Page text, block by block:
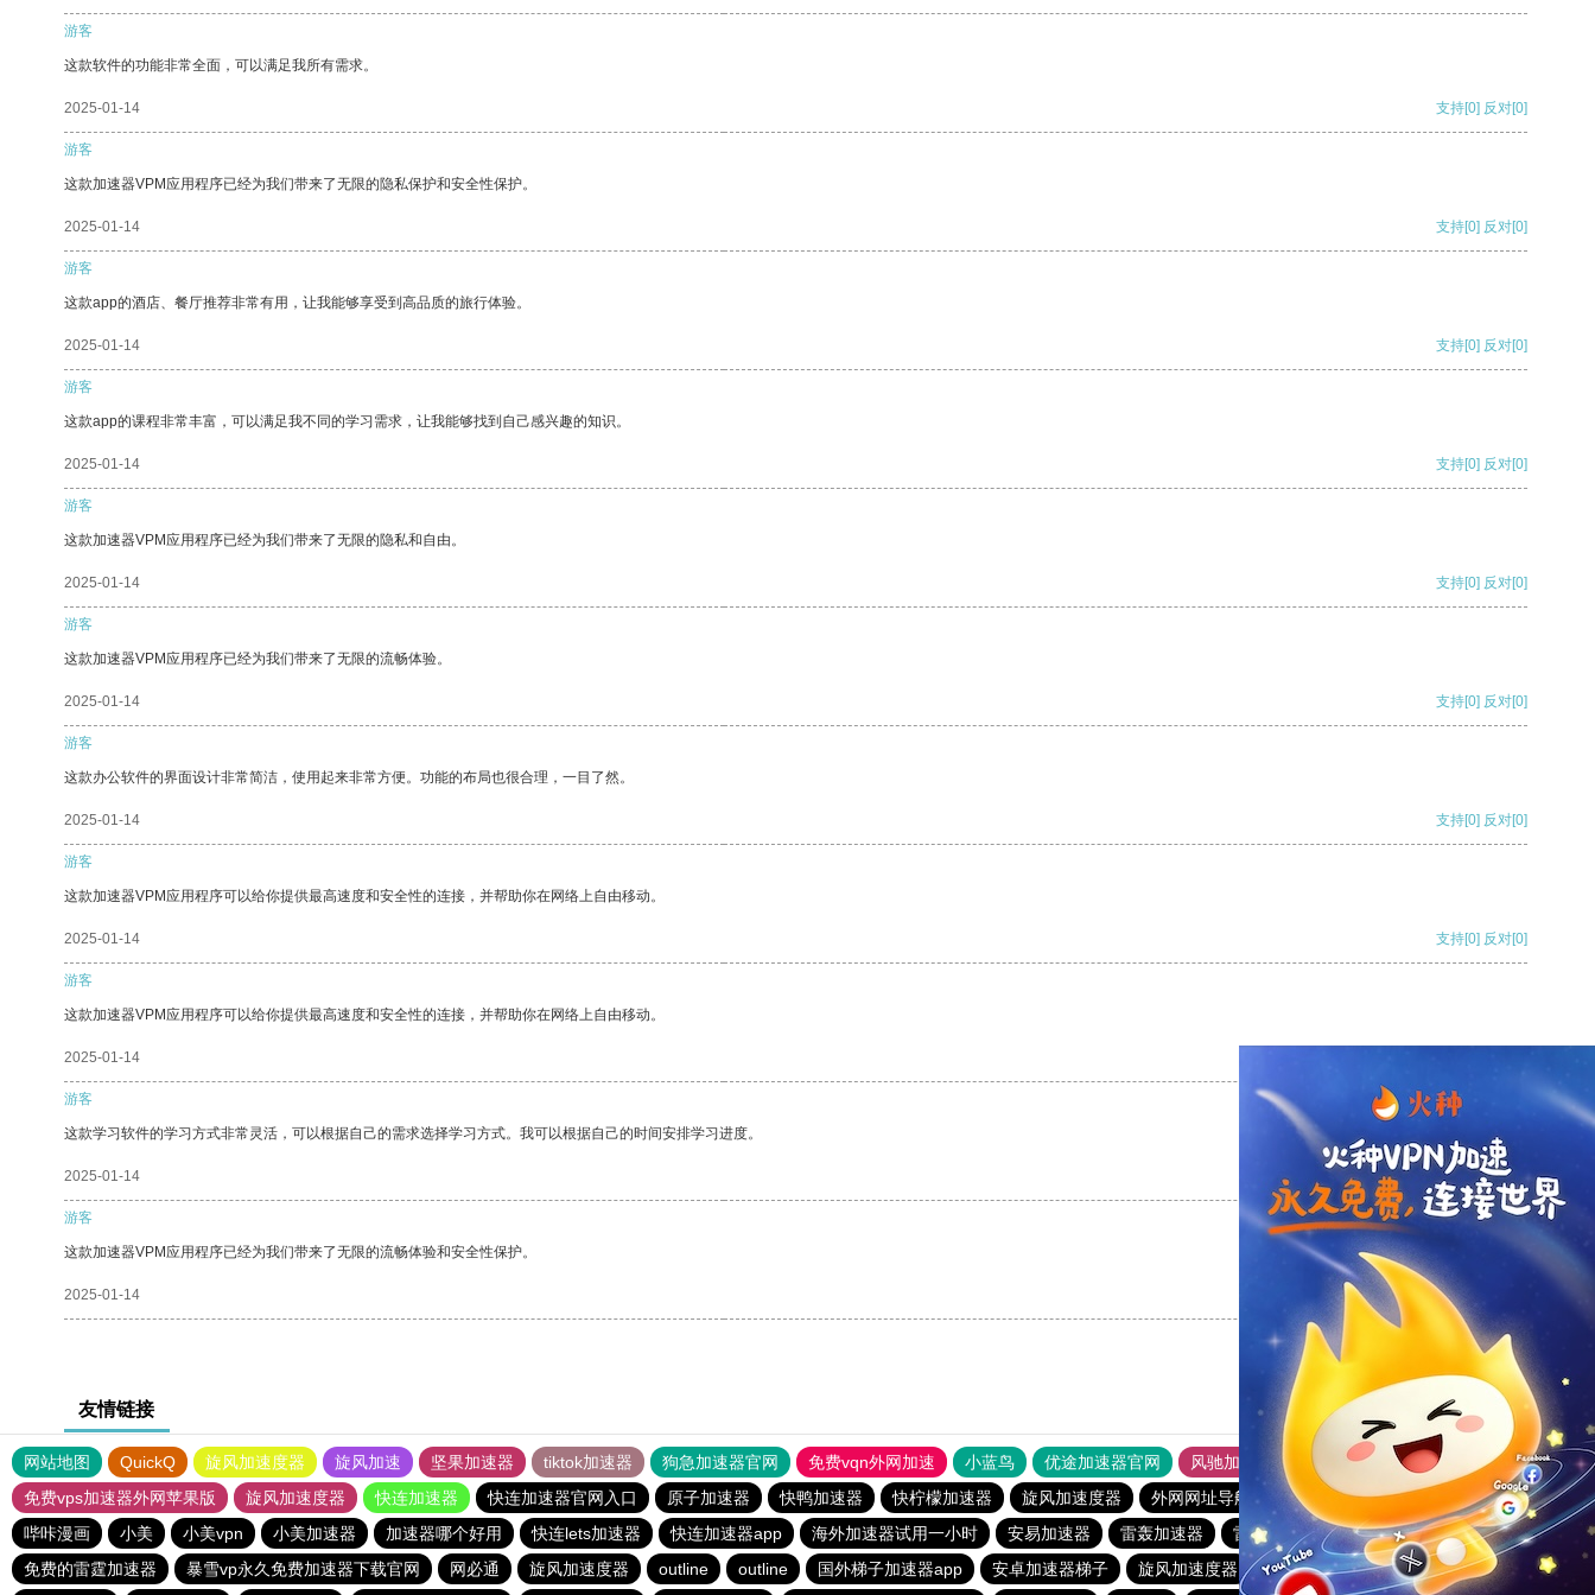
游客
这款软件的功能非常全面，可以满足我所有需求。
2025-01-14 支持[0] 反对[0]
游客
这款加速器VPM应用程序已经为我们带来了无限的隐私保护和安全性保护。
2025-01-14 支持[0] 反对[0]
游客
这款app的酒店、餐厅推荐非常有用，让我能够享受到高品质的旅行体验。
2025-01-14 支持[0] 反对[0]
游客
这款app的课程非常丰富，可以满足我不同的学习需求，让我能够找到自己感兴趣的知识。
2025-01-14 支持[0] 反对[0]
游客
这款加速器VPM应用程序已经为我们带来了无限的隐私和自由。
2025-01-14 支持[0] 反对[0]
游客
这款加速器VPM应用程序已经为我们带来了无限的流畅体验。
2025-01-14 支持[0] 反对[0]
游客
这款办公软件的界面设计非常简洁，使用起来非常方便。功能的布局也很合理，一目了然。
2025-01-14 支持[0] 反对[0]
游客
这款加速器VPM应用程序可以给你提供最高速度和安全性的连接，并帮助你在网络上自由移动。
2025-01-14 支持[0] 反对[0]
游客
这款加速器VPM应用程序可以给你提供最高速度和安全性的连接，并帮助你在网络上自由移动。
2025-01-14
游客
这款学习软件的学习方式非常灵活，可以根据自己的需求选择学习方式。我可以根据自己的时间安排学习进度。
2025-01-14 支持 [0] 反对[0]
游客
这款加速器VPM应用程序已经为我们带来了无限的流畅体验和安全性保护。
2025-01-14 支持
友情链接
网站地图 QuickQ 旋风加速度器 旋风加速 坚果加速器 tiktok加速器 狗急加速器官网 免费vqn外网加速 小蓝鸟 优途加速器官网 风驰加速器
旋风加速器
免费vps加速器外网苹果版
旋风加速度器 快连加速器 快连加速器官网入口 原子加速器 快鸭加速器 快柠檬加速器 旋风加速度器 外网网址导航 软件中心 雷霆加速
狂飙加速器
哔咔漫画
小美 小美vpn 小美加速器 加速器哪个好用 快连lets加速器 快连加速器app 海外加速器试用一小时 安易加速器 雷轰加速器 雷霆vp加速器官网
2023免费加速神器
免费的雷霆加速器
暴雪vp永久免费加速器下载官网 网必通 旋风加速度器 outline outline 国外梯子加速器app 安卓加速器梯子 旋风加速度器 原子加速下载安卓
旋风加速度器